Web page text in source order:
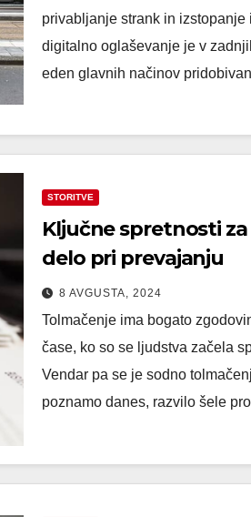
privabljanje strank in izstopanje
digitalno oglaševanje je v
eden glavnih načinov
STORITVE
Ključne spretnosti
delo pri prevajanju
8 AVGUSTA, 2024
Tolmačenje ima bogato
čase, ko so se ljudstva začela
Vendar pa se je sodno
poznamo danes, razvilo šele